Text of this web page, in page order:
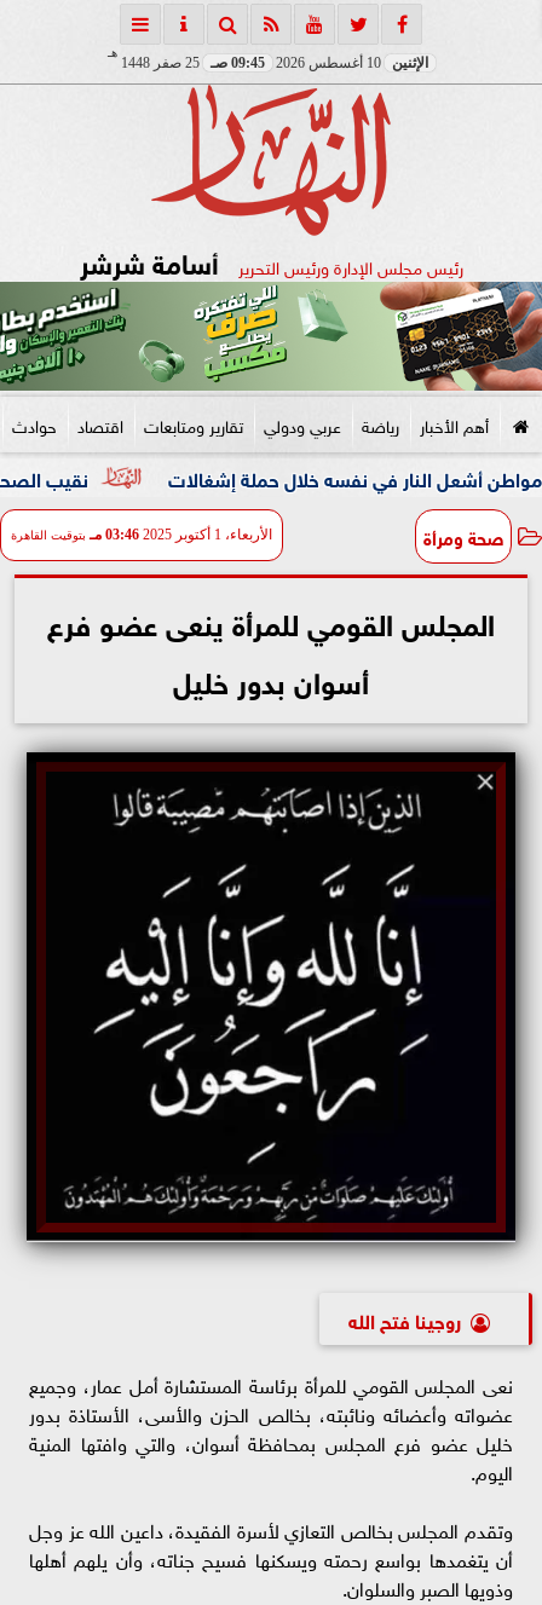
الإثنين 10 أغسطس 2026 09:45 صـ 25 صفر 1448
هـ
رئيس مجلس الإدارة ورئيس التحرير أسامة شرشر
أهم الأخبار رياضة عربي ودولي تقارير ومتابعات اقتصاد حوادث
نقيب الصحفيين والنائبة في نفسه خلال حملة إشغالات
صحة ومرأة الأربعاء، 1 أكتوبر 2025 03:46 مـ بتوقيت القاهرة
المجلس القومي للمرأة ينعى عضو فرع
أسوان بدور خليل
روجينا فتح الله
نعى المجلس القومي للمرأة برئاسة المستشارة أمل عمار، وجميع
عضواته وأعضائه ونائبته، بخالص الحزن والأسى، الأستاذة بدور
خليل عضو فرع المجلس بمحافظة أسوان، والتي وافتها المنية
اليوم.
وتقدم المجلس بخالص التعازي لأسرة الفقيدة، داعين الله عز وجل
أن يتغمدها بواسع رحمته ويسكنها فسيح جناته، وأن يلهم أهلها
وذويها الصبر والسلوان.